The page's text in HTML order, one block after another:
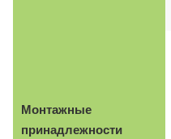
Монтажные
принадлежности